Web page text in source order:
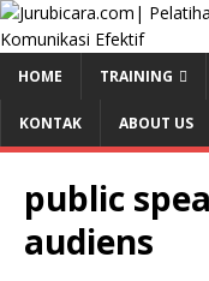
HOME TRAINING
KONTAK ABOUT US
public
audiens